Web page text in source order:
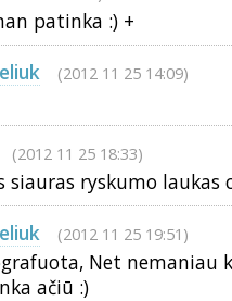
patinka :) +
(2012 11 25 14:09)
(2012 11 25 18:33)
ryskumo laukas
(2012 11 25 19:51)
Net nemaniau
ačiū :)